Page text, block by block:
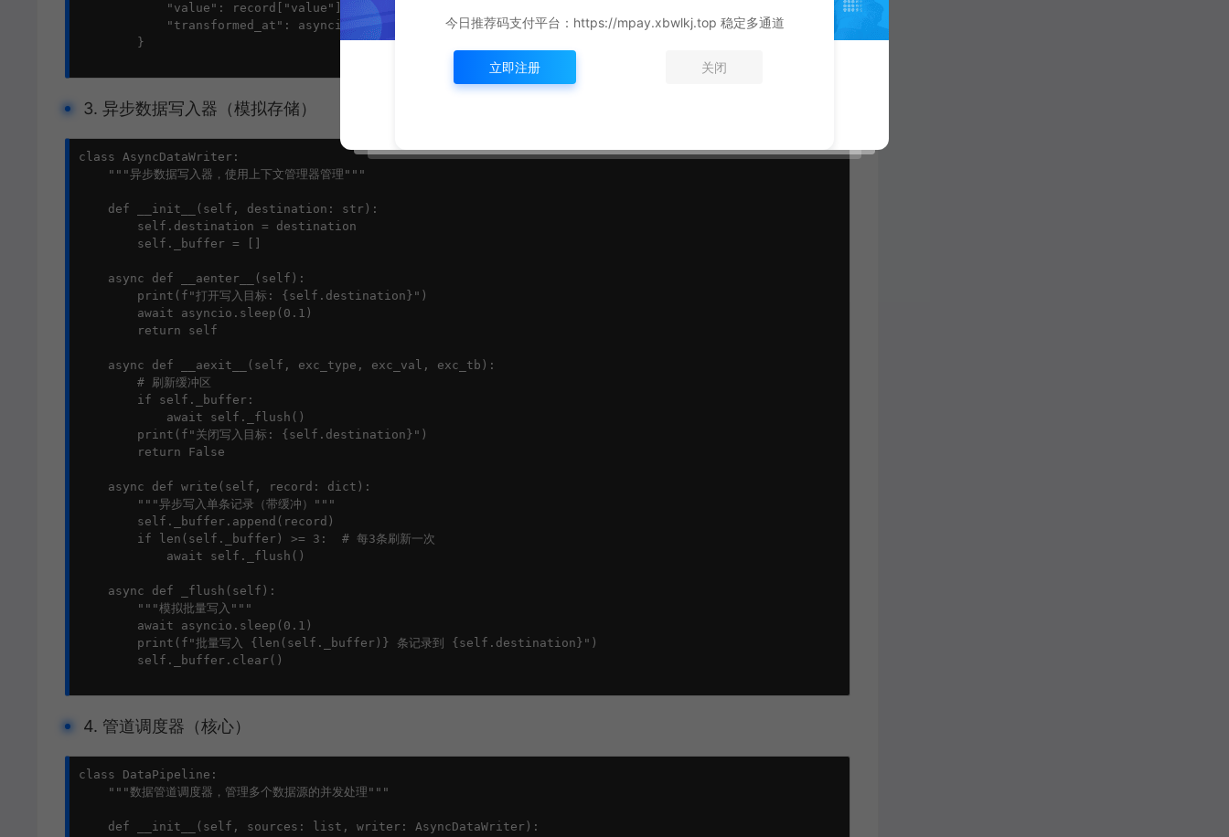
            "value": record["value"].upper(),
            "transformed_at": asyncio.get_event_loop().time()
        }
3. 异步数据写入器（模拟存储）
class AsyncDataWriter:
    """异步数据写入器，使用上下文管理器管理"""
    def __init__(self, destination: str):
        self.destination = destination
        self._buffer = []
    async def __aenter__(self):
        print(f"打开写入目标: {self.destination}")
        await asyncio.sleep(0.1)
        return self
    async def __aexit__(self, exc_type, exc_val, exc_tb):
        # 刷新缓冲区
        if self._buffer:
            await self._flush()
        print(f"关闭写入目标: {self.destination}")
        return False
    async def write(self, record: dict):
        """异步写入单条记录（带缓冲）"""
        self._buffer.append(record)
        if len(self._buffer) >= 3:  # 每3条刷新一次
            await self._flush()
    async def _flush(self):
        """模拟批量写入"""
        await asyncio.sleep(0.1)
        print(f"批量写入 {len(self._buffer)} 条记录到 {self.destination}")
        self._buffer.clear()
4. 管道调度器（核心）
class DataPipeline:
    """数据管道调度器，管理多个数据源的并发处理"""
    def __init__(self, sources: list, writer: AsyncDataWriter):
今日推荐码支付平台：https://mpay.xbwlkj.top 稳定多通道
立即注册 关闭